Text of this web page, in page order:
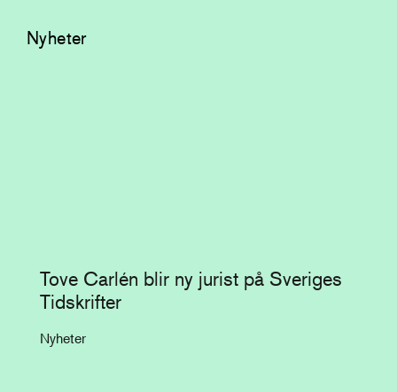
Nyheter
Tove Carlén blir ny jurist på Sveriges
Tidskrifter
Nyheter